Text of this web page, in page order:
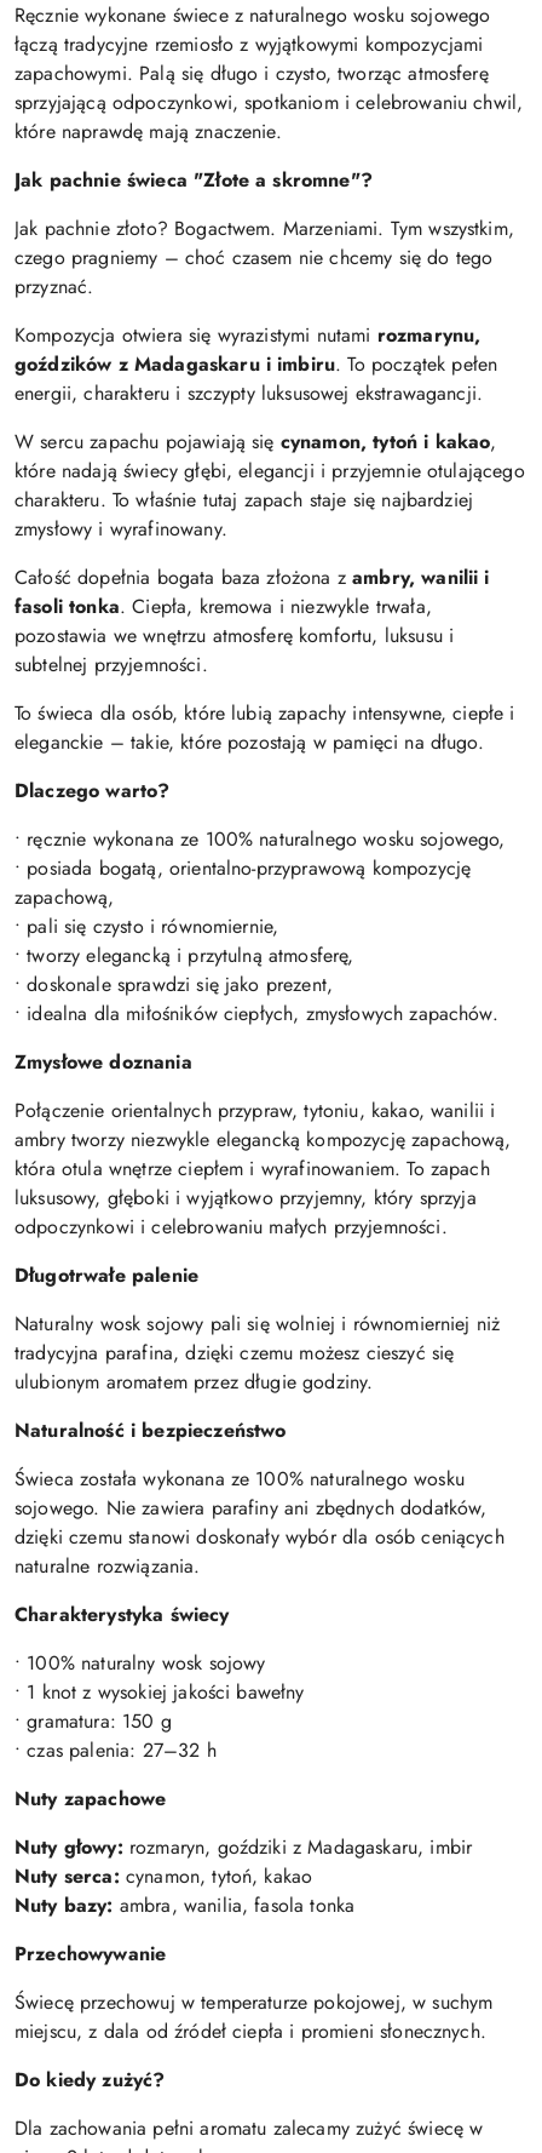
Ręcznie wykonane świece z naturalnego wosku sojowego
łączą tradycyjne rzemiosło z wyjątkowymi kompozycjami
zapachowymi. Palą się długo i czysto, tworząc atmosferę
sprzyjającą odpoczynkowi, spotkaniom i celebrowaniu chwil,
które naprawdę mają znaczenie.
Jak pachnie świeca "Złote a skromne"?
Jak pachnie złoto? Bogactwem. Marzeniami. Tym wszystkim,
czego pragniemy – choć czasem nie chcemy się do tego
przyznać.
Kompozycja otwiera się wyrazistymi nutami rozmarynu,
goździków z Madagaskaru i imbiru. To początek pełen
energii, charakteru i szczypty luksusowej ekstrawagancji.
W sercu zapachu pojawiają się cynamon, tytoń i kakao,
które nadają świecy głębi, elegancji i przyjemnie otulającego
charakteru. To właśnie tutaj zapach staje się najbardziej
zmysłowy i wyrafinowany.
Całość dopełnia bogata baza złożona zambry, wanilii i
fasoli tonka. Ciepła, kremowa i niezwykle trwała,
pozostawia we wnętrzu atmosferę komfortu, luksusu i
subtelnej przyjemności.
To świeca dla osób, które lubią zapachy intensywne, ciepłe i
eleganckie – takie, które pozostają w pamięci na długo.
Dlaczego warto?
• ręcznie wykonana ze 100% naturalnego wosku sojowego,
• posiada bogatą, orientalno-przyprawową kompozycję
zapachową,
• pali się czysto i równomiernie,
• tworzy elegancką i przytulną atmosferę,
• doskonale sprawdzi się jako prezent,
• idealna dla miłośników ciepłych, zmysłowych zapachów.
Zmysłowe doznania
Połączenie orientalnych przypraw, tytoniu, kakao, wanilii i
ambry tworzy niezwykle elegancką kompozycję zapachową,
która otula wnętrze ciepłem i wyrafinowaniem. To zapach
luksusowy, głęboki i wyjątkowo przyjemny, który sprzyja
odpoczynkowi i celebrowaniu małych przyjemności.
Długotrwałe palenie
Naturalny wosk sojowy pali się wolniej i równomierniej niż
tradycyjna parafina, dzięki czemu możesz cieszyć się
ulubionym aromatem przez długie godziny.
Naturalność i bezpieczeństwo
Świeca została wykonana ze 100% naturalnego wosku
sojowego. Nie zawiera parafiny ani zbędnych dodatków,
dzięki czemu stanowi doskonały wybór dla osób ceniących
naturalne rozwiązania.
Charakterystyka świecy
• 100% naturalny wosk sojowy
• 1 knot z wysokiej jakości bawełny
• gramatura: 150 g
• czas palenia: 27–32 h
Nuty zapachowe
Nuty głowy: rozmaryn, goździki z Madagaskaru, imbir
Nuty serca: cynamon, tytoń, kakao
Nuty bazy: ambra, wanilia, fasola tonka
Przechowywanie
Świecę przechowuj w temperaturze pokojowej, w suchym
miejscu, z dala od źródeł ciepła i promieni słonecznych.
Do kiedy zużyć?
Dla zachowania pełni aromatu zalecamy zużyć świecę w